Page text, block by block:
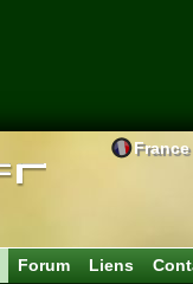
France
Forum Liens